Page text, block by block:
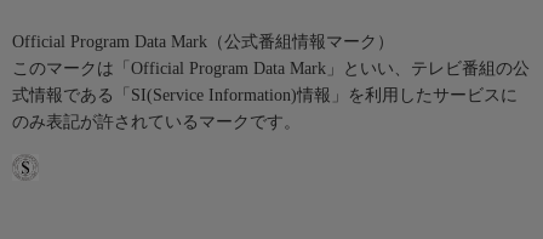
Official Program Data Mark（公式番組情報マーク）
このマークは「Official Program Data Mark」といい、テレビ番組の公
式情報である「SI(Service Information)情報」を利用したサービスに
のみ表記が許されているマークです。